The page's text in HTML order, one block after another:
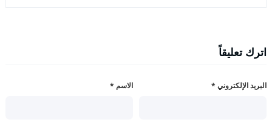
اترك تعليقاً
الاسم * البريد الإلكتروني *